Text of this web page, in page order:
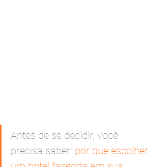
Antes de se decidir, você
precisa saber: por que escolher